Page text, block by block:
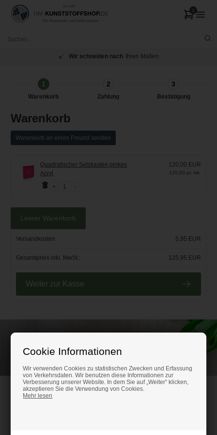
Cookie Informationen
Wir verwenden Cookies zu statistischen Zwecken und Erfassung
von Verkehrsdaten. Wir benutzen diese Informationen zur
Verbesserung unserer Website. In dem Sie auf „Weiter“ klicken,
akzeptieren Sie die Verwendung von Cookies.
Mehr lesen
Wir schneiden nach Ihren Maßen
1
Warenkorb
2
Zahlung
3
Bestätigung
Warenkorb
Warenkorb an einen Freund senden
Quadratischer Setzkasten pinkes
Acryl
1
120,00 EUR
120,00 pr. stk.
Leerer Warenkorb
Versandkosten: 5,95 EUR
Gesamtpreis inkl. MwSt.: 125,95 EUR
Weiter zur Kasse
(+49) 0151 24821292
HM-Kunststoffshop.de